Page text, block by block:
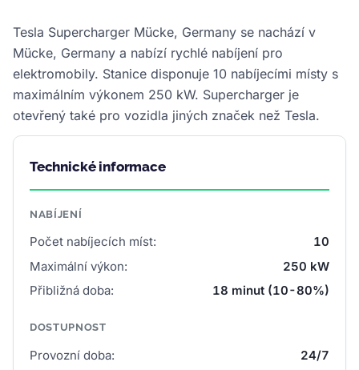
Tesla Supercharger Mücke, Germany se nachází v
Mücke, Germany a nabízí rychlé nabíjení pro
elektromobily. Stanice disponuje 10 nabíjecími místy s
maximálním výkonem 250 kW. Supercharger je
otevřený také pro vozidla jiných značek než Tesla.
Technické informace
NABÍJENÍ
Počet nabíjecích míst:
10
Maximální výkon:
250 kW
Přibližná doba:
18 minut (10-80%)
DOSTUPNOST
Provozní doba:
24/7